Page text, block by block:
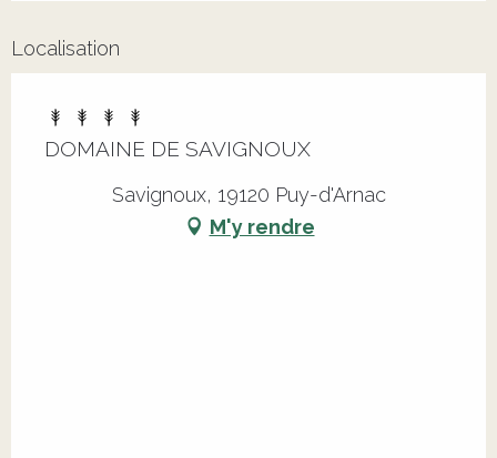
Localisation
DOMAINE DE SAVIGNOUX
Savignoux, 19120 Puy-d'Arnac
M'y rendre